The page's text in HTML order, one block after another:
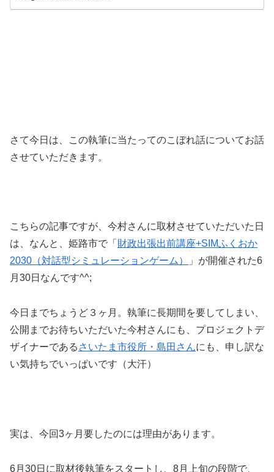
さて今日は、この執筆に当たってのこぼれ話についてお話
させていただきます。
こちらの記事ですが、今村さんに取材させていただいた日
は、なんと、姫路市で「 財政出張出前講座+SIMふくおか
2030（対話型シミュレーションゲーム）
」が開催された6
月30日なんです^^;
今日までちょうど３ヶ月。執筆に長期間を要してしまい、
公開までお待ちいただいた今村さんにも、プロジェクトデ
ザイナーである さいたま市役所・島田さんにも、申し訳な
い気持ちでいっぱいです（大汗）
実は、今回3ヶ月要したのには理由があります。
6月30日に取材後執筆をスタートし、8月上旬の段階で、